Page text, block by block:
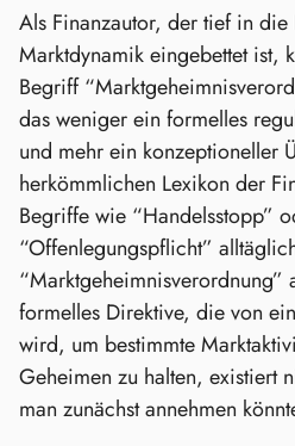
Als Finanzautor, der tief in die
Marktdynamik eingebettet ist,
Begriff
das weniger ein formelles
und mehr ein konzeptioneller
herkömmlichen Lexikon der
Begriffe wie “Handelsstopp”
“Offenlegungspflicht”
“Marktgeheimnisverordnung”
formelles Direktive, die von
wird, um bestimmte
Geheimen zu halten, existiert
man zunächst annehmen